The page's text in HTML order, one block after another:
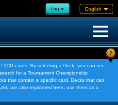
Log in English
?
TCG cards. By selecting a Deck, you can see
for a Tournament Championship
that contain a specific card. Decks that can
are also registered here; use them as a